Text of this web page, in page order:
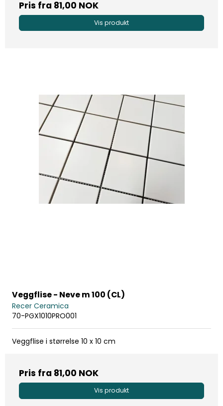
Pris fra 81,00 NOK
Vis produkt
Veggflise - Neve m 100 (CL)
Recer Ceramica
70-PGX1010PRO001
Veggflise i størrelse 10 x 10 cm
Pris fra 81,00 NOK
Vis produkt